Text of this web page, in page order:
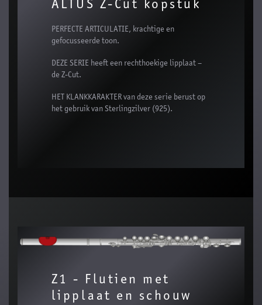
ALTUS Z-Cut kopstuk
PERFECTE ARTICULATIE, krachtige en
gefocusseerde toon.
DEZE SERIE heeft een rechthoekige lipplaat –
de Z-Cut.
HET KLANKKARAKTER van deze serie berust op
het gebruik van Sterlingzilver (925).
Z1 - Flutien met
lipplaat en schouw